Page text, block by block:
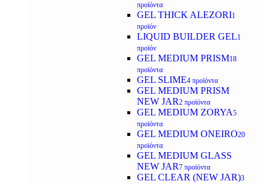
προϊόντα
GEL THICK ALEZORI1
προϊόν
LIQUID BUILDER GEL1
προϊόν
GEL MEDIUM PRISM18
προϊόντα
GEL SLIME4 προϊόντα
GEL MEDIUM PRISM
NEW JAR2 προϊόντα
GEL MEDIUM ZORYA5
προϊόντα
GEL MEDIUM ONEIRO20
προϊόντα
GEL MEDIUM GLASS
NEW JAR7 προϊόντα
GEL CLEAR (NEW JAR)3